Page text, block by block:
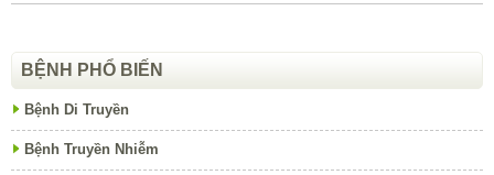
BỆNH PHỔ BIẾN
Bệnh Di Truyền
Bệnh Truyền Nhiễm